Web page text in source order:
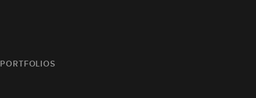
PORTFOLIOS